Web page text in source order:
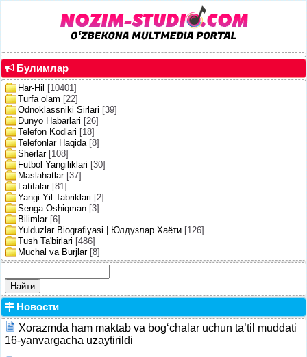
Булимлар
Har-Hil
[10401]
Turfa olam [22]
Odnoklassniki Sirlari [39]
Dunyo Habarlari [26]
Telefon Kodlari [18]
Telefonlar Haqida [8]
Sherlar [108]
Futbol Yangiliklari [30]
Maslahatlar [37]
Latifalar [81]
Yangi Yil Tabriklari [2]
Senga Oshiqman [3]
Bilimlar [6]
Yulduzlar Biografiyasi | Юлдузлар Хаёти [126]
Tush Ta'birlari [486]
Muchal va Burjlar [8]
Новости
Xorazmda ham maktab va bog‘chalar uchun ta’til muddati
16-yanvargacha uzaytirildi